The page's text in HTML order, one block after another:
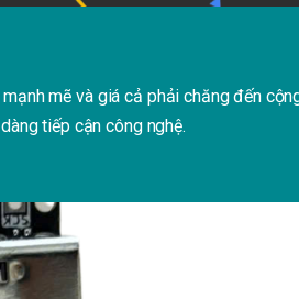
mạnh mẽ và giá cả phải chăng đến
dàng tiếp cận công nghệ.